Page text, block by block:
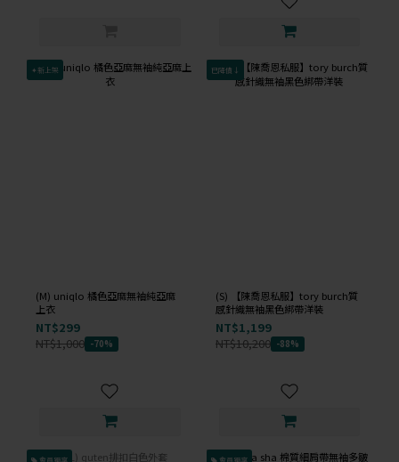
✦新上架
(M) uniqlo 橘色亞麻無袖純亞麻
上衣
NT$299
NT$1,000 -70%
已降價↓
(S) 【陳喬恩私服】tory burch質
感針織無袖黑色綁帶洋裝
NT$1,199
NT$10,200 -88%
會員獨享 會員獨享